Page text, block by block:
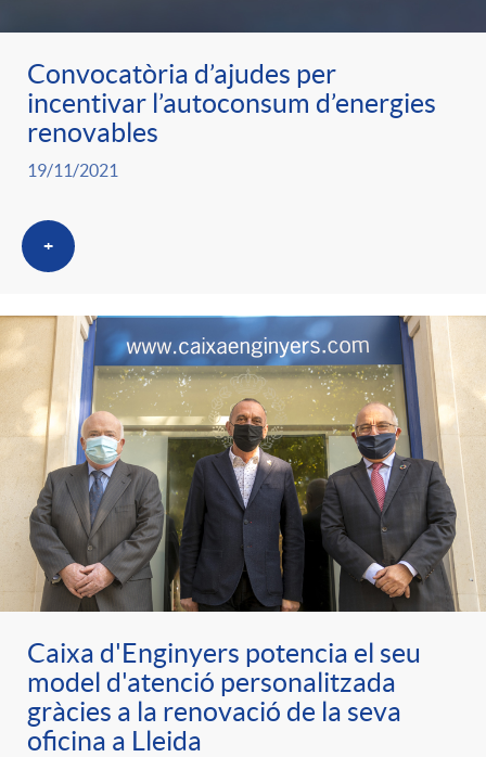
Convocatòria d’ajudes per
incentivar l’autoconsum d’energies
renovables
19/11/2021
+
Caixa d'Enginyers potencia el seu
model d'atenció personalitzada
gràcies a la renovació de la seva
oficina a Lleida